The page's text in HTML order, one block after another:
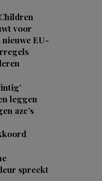
voor
EU-
leggen
azc’s
spreekt